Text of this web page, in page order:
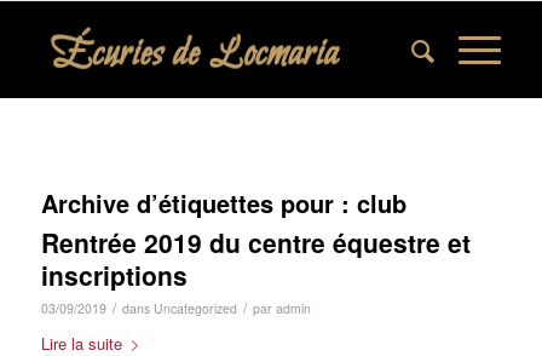
Archive d’étiquettes pour : club
Rentrée 2019 du centre équestre et
inscriptions
03/09/2019 / dans Uncategorized / par admin
Lire la suite